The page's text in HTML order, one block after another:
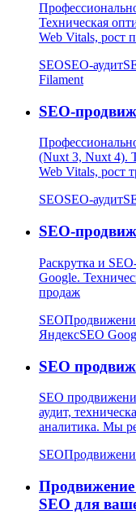
Техническая
Web Vitals, рост
SEOSEO-аудит
Filament
SEO-
(Nuxt 3, Nuxt 4).
Web Vitals, рост
SEOSEO-аудит
SEO-
Раскрутка и
Google.
продаж
SEO
ЯндексSEO
SEO
SEO
аудит,
аналитика. Мы
SEO
Продвижение
SEO для